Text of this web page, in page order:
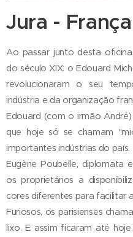
Jura - França
Ao passar junto desta
do século XIX: o Edouard
revolucionaram o seu
indústria e da organização
Edouard (com o irmão
que hoje só se chamam
importantes indústrias do país.
Eugène Poubelle, diplomata
os proprietários a
cores diferentes para facilitar
Furiosos, os parisienses
lixo. E assim ficaram até